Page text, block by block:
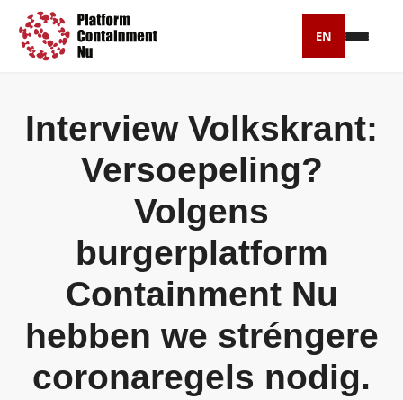
Artikelen
EN
Interview Volkskrant:
Versoepeling?
Volgens
burgerplatform
Containment Nu
hebben we stréngere
coronaregels nodig.